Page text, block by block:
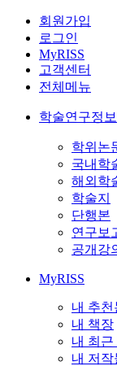
회원가입
로그인
MyRISS
고객센터
전체메뉴
학술연구정
학위논
국내학
해외학
학술지
단행본
연구보
공개강
MyRISS
내 추천
내 책장
내 최근
내 저작